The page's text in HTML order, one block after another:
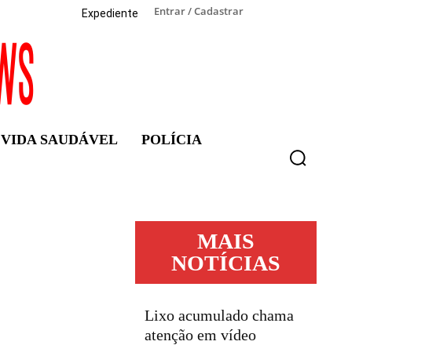
Entrar / Cadastrar
Expediente
VIDA SAUDÁVEL POLÍCIA
MAIS
NOTÍCIAS
Lixo acumulado chama
atenção em vídeo